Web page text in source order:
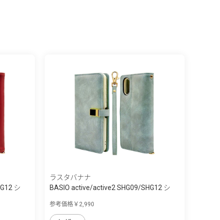
シ
ラスタバナナ
BASIO active/active2 SHG09/SHG12 シ
参考価格￥2,990